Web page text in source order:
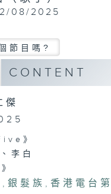
08/2025
節目嗎?
CONTENT
傑
》
李白
, 銀髮族 , 香港電台